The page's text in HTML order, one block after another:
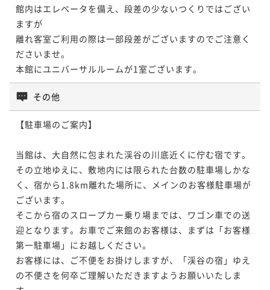
館内はエレベータを備え、段差の少ないつくりではござい
ますが
離れ客室ご利用の際は一部段差がございますのでご注意く
ださいませ。
本館にユニバーサルルームが1室ございます。
その他
【駐車場のご案内】
当館は、大自然に包まれた渓谷の川底近くに佇む宿です。
その立地ゆえに、敷地内には限られた台数の駐車場しかな
く、宿から1.8km離れた場所に、メインのお客様駐車場が
ございます。
そこから宿のスロープカー乗り場までは、ワゴン車での送
迎となります。お車でご来館のお客様は、まずは「お客様
第一駐車場」にお越しください。
お客様には、ご不便をお掛けしますが、「渓谷の宿」ゆえ
の不便さを何卒ご理解いただきますようお願いいたしま